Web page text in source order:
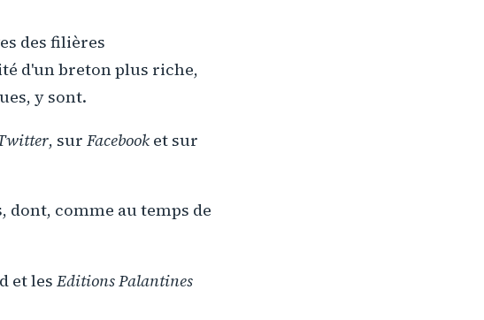
des filières
d'un breton plus riche,
y sont.
, sur Facebook et sur
dont, comme au temps de
et lesEditions Palantines